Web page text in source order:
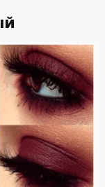
трендовые
следят за тем,
что
не испортит
же,
этой